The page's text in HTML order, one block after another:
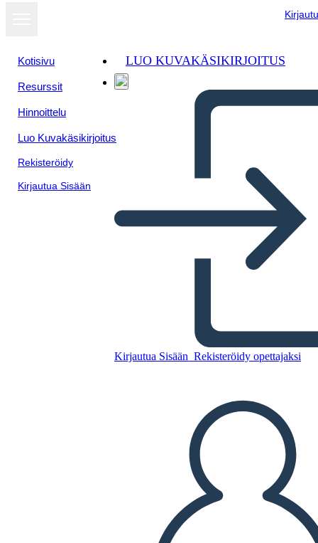
Kotisivu
Resurssit
Hinnoittelu
Luo Kuvakäsikirjoitus
Rekisteröidy
Kirjautua Sisään
LUO KUVAKÄSIKIRJOITUS
Kirjautua Sisään Rekisteröidy opettajaksi
Kopioi tämä kuvakäsikirjoitus
TOISTA DIAESITYS
LUE MINULLE
Näytä
diaesityksenä